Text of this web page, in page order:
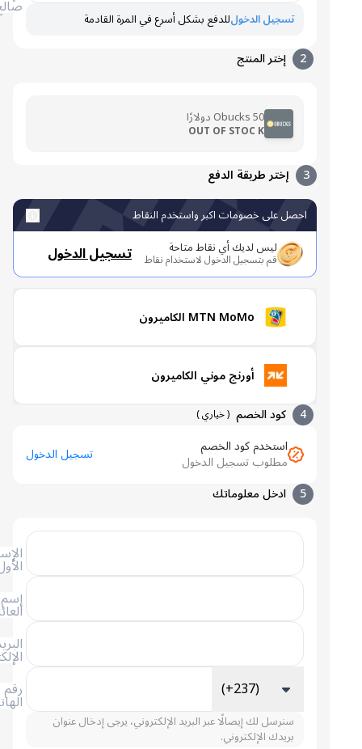
صالح تسجيل الدخولللدفع بشكل أسرع في المرة القادمة
إختر المنتج
Obucks 50 دولارًا
OUT OF STOC K
إختر طريقة الدفع
احصل على خصومات اكبر واستخدم النقاط
ليس لديك أي نقاط متاحة
قم بتسجيل الدخول لاستخدام نقاط تسجيل الدخول
MTN MoMo الكاميرون
أورنج موني الكاميرون
كود الخصم (خياري )
استخدم كود الخصم
مطلوب تسجيل الدخول
تسجيل الدخول
ادخل معلوماتك
العائلة
الإلكتروني
الهاتف (+237)
سنرسل لك إيصالًا عبر البريد الإلكتروني، يرجى إدخال عنوان
بريدك الإلكتروني.